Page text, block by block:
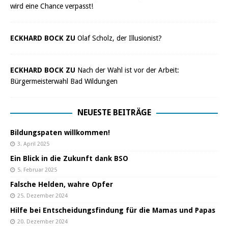
wird eine Chance verpasst!
ECKHARD BOCK ZU Olaf Scholz, der Illusionist?
ECKHARD BOCK ZU Nach der Wahl ist vor der Arbeit:
Bürgermeisterwahl Bad Wildungen
NEUESTE BEITRÄGE
Bildungspaten willkommen!
3. April 2025
Ein Blick in die Zukunft dank BSO
5. Februar 2025
Falsche Helden, wahre Opfer
25. Dezember 2024
Hilfe bei Entscheidungsfindung für die Mamas und Papas
20. Dezember 2024